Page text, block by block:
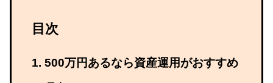
目次
500万円あるなら資産運用がおすすめ